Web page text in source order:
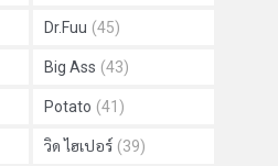
Dr.Fuu (45)
Big Ass (43)
Potato (41)
วิด ไฮเปอร์ (39)